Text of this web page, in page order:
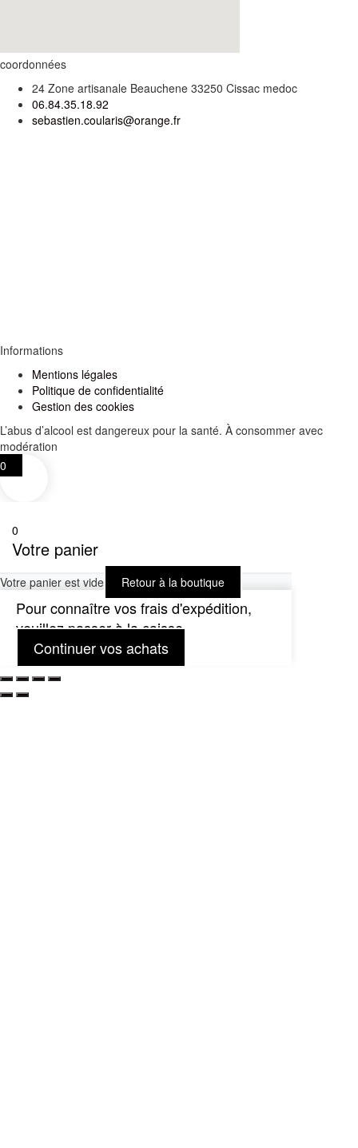
coordonnées
24 Zone artisanale Beauchene 33250 Cissac medoc
06.84.35.18.92
sebastien.coularis@orange.fr
Informations
Mentions légales
Politique de confidentialité
Gestion des cookies
L’abus d’alcool est dangereux pour la santé. À consommer avec
modération
0
0
Votre panier
Votre panier est vide Retour à la boutique
Pour connaître vos frais d'expédition,
veuillez passer à la caisse.
Continuer vos achats